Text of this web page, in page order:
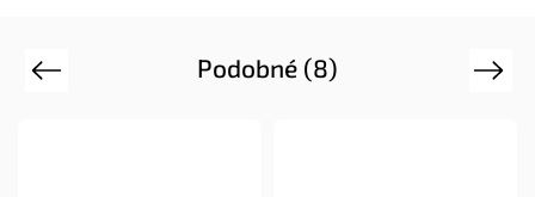
Podobné (8)
Previous Next